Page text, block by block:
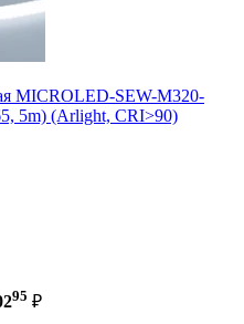
MICROLED-SEW-M320-
5m) (Arlight, CRI>90)
95 ₽